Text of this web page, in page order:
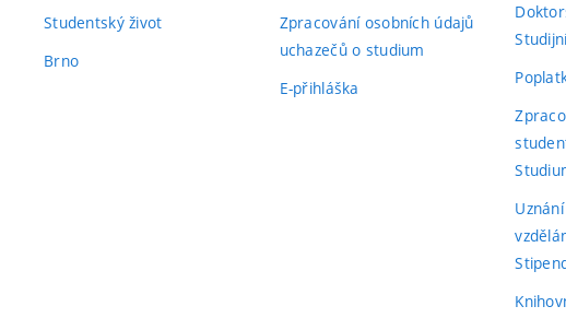
Studentský život
Brno
Zpracování osobních údajů
uchazečů o studium
E-přihláška